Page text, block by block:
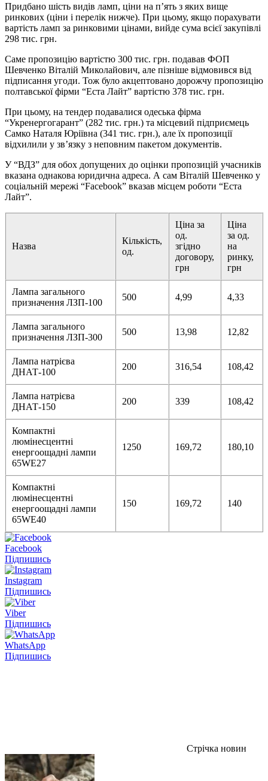
Придбано шість видів ламп, ціни на п’ять з яких вище
ринкових (ціни і перелік нижче). При цьому, якщо порахувати
вартість ламп за ринковими цінами, вийде сума всієї закупівлі
298 тис. грн.
Саме пропозицію вартістю 300 тис. грн. подавав ФОП
Шевченко Віталій Миколайович, але пізніше відмовився від
підписання угоди. Тож було акцептовано дорожчу пропозицію
полтавської фірми “Еста Лайт” вартістю 378 тис. грн.
При цьому, на тендер подавалися одеська фірма
“Укренергогарант” (282 тис. грн.) та місцевий підприємець
Самко Наталя Юріївна (341 тис. грн.), але їх пропозиції
відхилили у зв’язку з неповним пакетом документів.
У “ВДЗ” для обох допущених до оцінки пропозицій учасників
вказана однакова юридична адреса. А сам Віталій Шевченко у
соціальній мережі “Facebook” вказав місцем роботи “Еста
Лайт”.
Назва
Кількість,
од.
Ціна за
од.
згідно
договору,
грн
Ціна
за од.
на
ринку,
грн
Лампа загального
призначення ЛЗП-100
500 4,99 4,33
Лампа загального
призначення ЛЗП-300
500 13,98 12,82
Лампа натрієва
ДНАТ-100
200 316,54 108,42
Лампа натрієва
ДНАТ-150
200 339 108,42
Компактні
люмінесцентні
енергоощадні лампи
65WE27
1250 169,72 180,10
Компактні
люмінесцентні
енергоощадні лампи
65WE40
150 169,72 140
Facebook
Підпишись
Instagram
Підпишись
Viber
Підпишись
WhatsApp
Підпишись
Стрічка новин